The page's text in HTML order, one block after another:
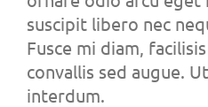
suscipit libero nec
Fusce mi diam,
convallis sed augue.
interdum.